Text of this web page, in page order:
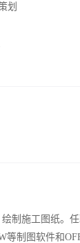
划
制施工图纸。
等制图软件和